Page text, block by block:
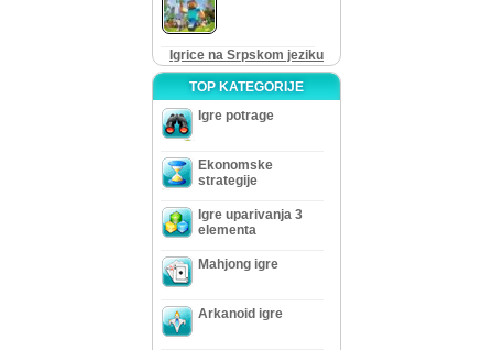
Igrice na Srpskom jeziku
TOP KATEGORIJE
Igre potrage
Ekonomske
strategije
Igre uparivanja 3
elementa
Mahjong igre
Arkanoid igre